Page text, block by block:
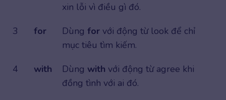
xin lỗi vì điều gì đó.
3
for Dùng for với động từ look để chỉ
mục tiêu tìm kiếm.
4
with Dùng with với động từ agree khi
đồng tình với ai đó.